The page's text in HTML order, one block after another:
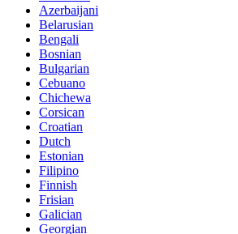
Azerbaijani
Belarusian
Bengali
Bosnian
Bulgarian
Cebuano
Chichewa
Corsican
Croatian
Dutch
Estonian
Filipino
Finnish
Frisian
Galician
Georgian